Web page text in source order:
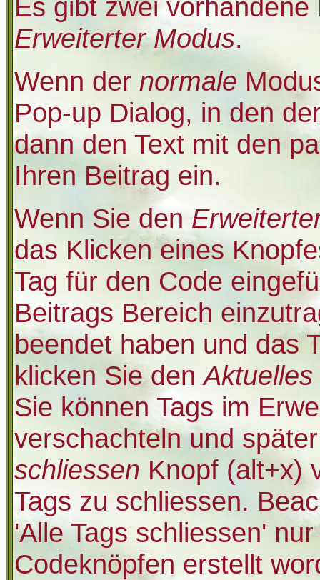
Es gibt zwei
Erweiterter Modus.
Wenn der normale
Pop-up Dialog, in den
dann den Text mit den
Ihren Beitrag ein.
Wenn Sie den
das Klicken eines
Tag für den Code
Beitrags Bereich
beendet haben und das
klicken Sie den
Sie können Tags im
verschachteln und
schliessen Knopf (alt+x)
Tags zu schliessen.
'Alle Tags schliessen'
Codeknöpfen erstellt